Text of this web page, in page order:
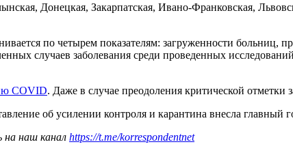
Донецкая, Закарпатская, Ивано-Франковская,
по четырем показателям: загруженности
случаев заболевания среди проведенных
COVID. Даже в случае преодоления критической отметки
об усилении контроля и карантина внесла главный
на наш канал https://t.me/korrespondentnet